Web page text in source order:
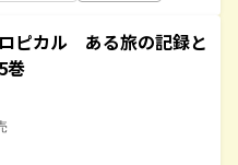
ピカル ある旅の記録と
巻